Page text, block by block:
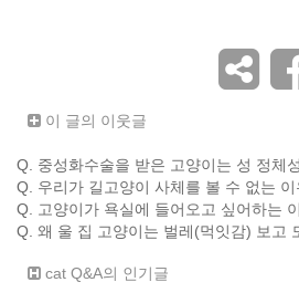
이 글의 이웃글
Q. 중성화수술을 받은 고양이는 성 정체
Q. 우리가 길고양이 사체를 볼 수 없는 이
Q. 고양이가 욕실에 들어오고 싶어하는
Q. 왜 울 집 고양이는 벌레(먹잇감) 보고
cat Q&A의 인기글